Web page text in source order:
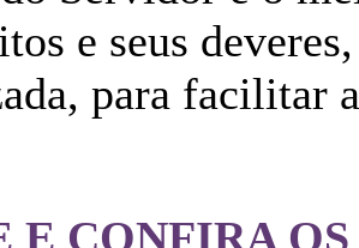
e seus
para facilitar
E CONFIRA